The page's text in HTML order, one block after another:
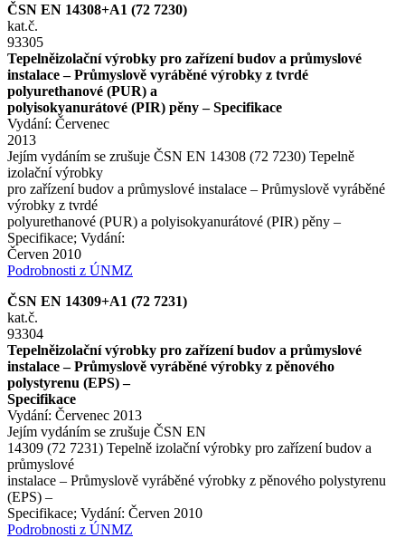
ČSN EN 14308+A1 (72 7230)
kat.č.
93305
Tepelněizolační výrobky pro zařízení budov a průmyslové
instalace – Průmyslově vyráběné výrobky z tvrdé
polyurethanové (PUR) a
polyisokyanurátové (PIR) pěny – Specifikace
Vydání: Červenec
2013
Jejím vydáním se zrušuje ČSN EN 14308 (72 7230) Tepelně
izolační výrobky
pro zařízení budov a průmyslové instalace – Průmyslově vyráběné
výrobky z tvrdé
polyurethanové (PUR) a polyisokyanurátové (PIR) pěny –
Specifikace; Vydání:
Červen 2010
Podrobnosti z ÚNMZ
ČSN EN 14309+A1 (72 7231)
kat.č.
93304
Tepelněizolační výrobky pro zařízení budov a průmyslové
instalace – Průmyslově vyráběné výrobky z pěnového
polystyrenu (EPS) –
Specifikace
Vydání: Červenec 2013
Jejím vydáním se zrušuje ČSN EN
14309 (72 7231) Tepelně izolační výrobky pro zařízení budov a
průmyslové
instalace – Průmyslově vyráběné výrobky z pěnového polystyrenu
(EPS) –
Specifikace; Vydání: Červen 2010
Podrobnosti z ÚNMZ